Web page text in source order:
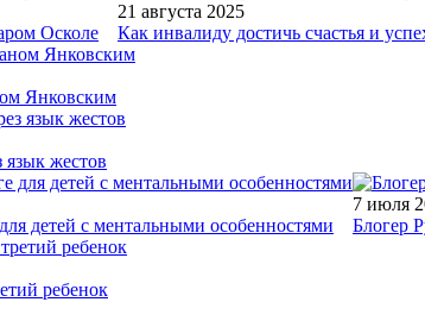
Осколе
21 августа 2025
Как инвалиду достичь счастья и
Янковским
язык жестов
детей с ментальными особенностями
7 июля
Блогер
ребенок